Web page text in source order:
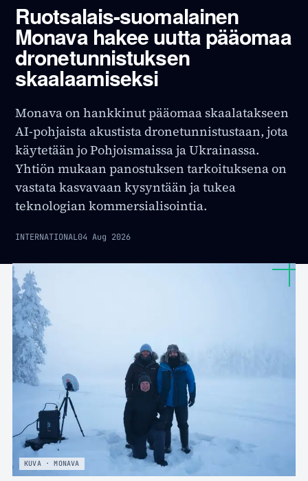
Ruotsalais-suomalainen
Monava hakee uutta pääomaa
dronetunnistuksen
skaalaamiseksi
Monava on hankkinut pääomaa skaalatakseen
AI-pohjaista akustista dronetunnistustaan, jota
käytetään jo Pohjoismaissa ja Ukrainassa.
Yhtiön mukaan panostuksen tarkoituksena on
vastata kasvavaan kysyntään ja tukea
teknologian kommersialisointia.
INTERNATIONAL04 Aug 2026
KUVA · MONAVA